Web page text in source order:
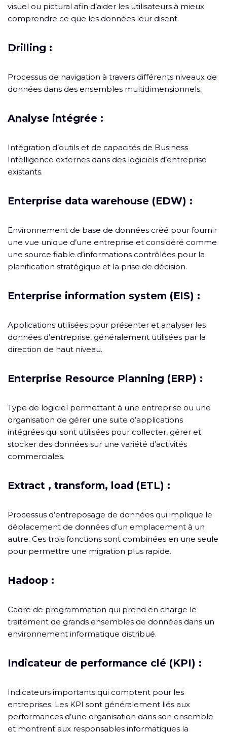
visuel ou pictural afin d’aider les utilisateurs à mieux
comprendre ce que les données leur disent.
Drilling :
Processus de navigation à travers différents niveaux de
données dans des ensembles multidimensionnels.
Analyse intégrée :
Intégration d’outils et de capacités de Business
Intelligence externes dans des logiciels d’entreprise
existants.
Enterprise data warehouse (EDW) :
Environnement de base de données créé pour fournir
une vue unique d’une entreprise et considéré comme
une source fiable d’informations contrôlées pour la
planification stratégique et la prise de décision.
Enterprise information system (EIS) :
Applications utilisées pour présenter et analyser les
données d’entreprise, généralement utilisées par la
direction de haut niveau.
Enterprise Resource Planning (ERP) :
Type de logiciel permettant à une entreprise ou une
organisation de gérer une suite d’applications
intégrées qui sont utilisées pour collecter, gérer et
stocker des données sur une variété d’activités
commerciales.
Extract , transform, load (ETL) :
Processus d’entreposage de données qui implique le
déplacement de données d’un emplacement à un
autre. Ces trois fonctions sont combinées en une seule
pour permettre une migration plus rapide.
Hadoop :
Cadre de programmation qui prend en charge le
traitement de grands ensembles de données dans un
environnement informatique distribué.
Indicateur de performance clé (KPI) :
Indicateurs importants qui comptent pour les
entreprises. Les KPI sont généralement liés aux
performances d’une organisation dans son ensemble
et montrent aux responsables informatiques la